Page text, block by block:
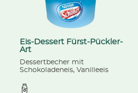
Eis-Dessert Fürst-Pückler-
Art
Dessertbecher mit
Schokoladeneis, Vanilleeis
Schöller, 85 ml